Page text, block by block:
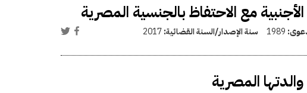
مع الاحتفاظ بالجنسية المصرية
1989 سنة الإصدار/السنة القضائية:2017
المصرية